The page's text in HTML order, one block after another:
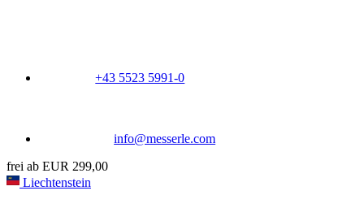
+43 5523 5991-0
info@messerle.com
frei ab EUR 299,00
Liechtenstein